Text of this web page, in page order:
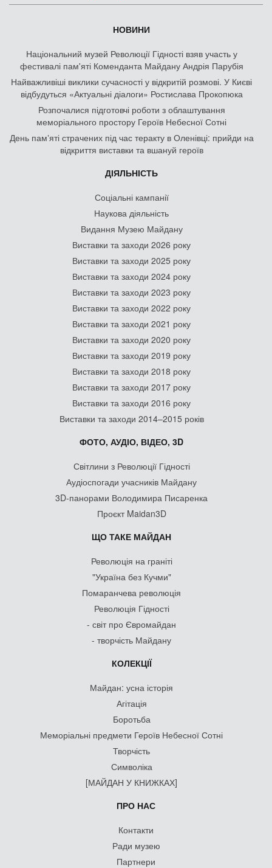
НОВИНИ
Національний музей Революції Гідності взяв участь у
фестивалі пам'яті Коменданта Майдану Андрія Парубія
Найважливіші виклики сучасності у відкритій розмові. У Києві
відбудуться «Актуальні діалоги» Ростислава Прокопюка
Розпочалися підготовчі роботи з облаштування
меморіального простору Героїв Небесної Сотні
День памʼяті страчених під час теракту в Оленівці: прийди на
відкриття виставки та вшануй героїв
ДІЯЛЬНІСТЬ
Соціальні кампанії
Наукова діяльність
Видання Музею Майдану
Виставки та заходи 2026 року
Виставки та заходи 2025 року
Виставки та заходи 2024 року
Виставки та заходи 2023 року
Виставки та заходи 2022 року
Виставки та заходи 2021 року
Виставки та заходи 2020 року
Виставки та заходи 2019 року
Виставки та заходи 2018 року
Виставки та заходи 2017 року
Виставки та заходи 2016 року
Виставки та заходи 2014–2015 років
ФОТО, АУДІО, ВІДЕО, 3D
Світлини з Революції Гідності
Аудіоспогади учасників Майдану
3D-панорами Володимира Писаренка
Проєкт Maidan3D
ЩО ТАКЕ МАЙДАН
Революція на граніті
"Україна без Кучми"
Помаранчева революція
Революція Гідності
- світ про Євромайдан
- творчість Майдану
КОЛЕКЦІЇ
Майдан: усна історія
Агітація
Боротьба
Меморіальні предмети Героїв Небесної Сотні
Творчість
Символіка
[МАЙДАН У КНИЖКАХ]
ПРО НАС
Контакти
Ради музею
Партнери